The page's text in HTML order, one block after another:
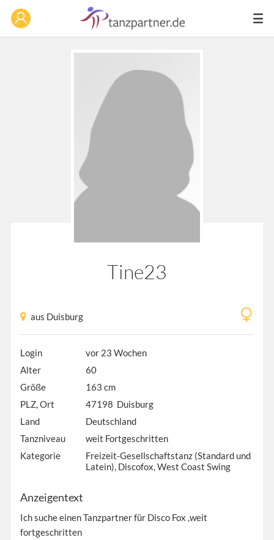
Tine23
aus Duisburg
Login
vor 23 Wochen
Alter
60
Größe
163 cm
PLZ, Ort
47198 Duisburg
Land
Deutschland
Tanzniveau
weit Fortgeschritten
Kategorie
Freizeit-Gesellschaftstanz (Standard und
Latein), Discofox, West Coast Swing
Anzeigentext
Ich suche einen Tanzpartner für Disco Fox ,weit
fortgeschritten